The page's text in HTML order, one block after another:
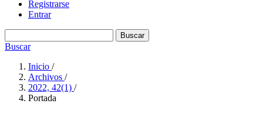
Registrarse
Entrar
Buscar
Buscar
Inicio /
Archivos /
2022, 42(1) /
Portada